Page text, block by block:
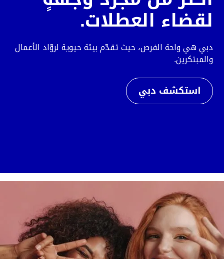
لقضاء العطلات.
دبي هي واحة الفرص، حيث تقدّم بيئة حيوية لروّاد الأعمال
والمبتكرين.
استكشف دبي